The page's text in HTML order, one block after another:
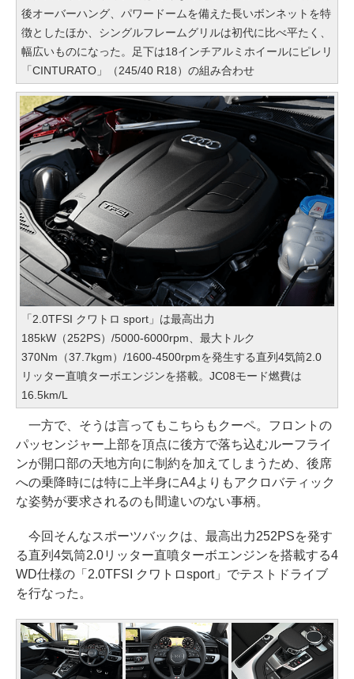
後オーバーハング、パワードームを備えた長いボンネットを特
徴としたほか、シングルフレームグリルは初代に比べ平たく、
幅広いものになった。足下は18インチアルミホイールにピレリ
「CINTURATO」（245/40 R18）の組み合わせ
「2.0TFSI クワトロ sport」は最高出力
185kW（252PS）/5000-6000rpm、最大トルク
370Nm（37.7kgm）/1600-4500rpmを発生する直列4気筒2.0
リッター直噴ターボエンジンを搭載。JC08モード燃費は
16.5km/L
一方で、そうは言ってもこちらもクーペ。フロントの
パッセンジャー上部を頂点に後方で落ち込むルーフライ
ンが開口部の天地方向に制約を加えてしまうため、後席
への乗降時には特に上半身にA4よりもアクロバティック
な姿勢が要求されるのも間違いのない事柄。
今回そんなスポーツバックは、最高出力252PSを発す
る直列4気筒2.0リッター直噴ターボエンジンを搭載する4
WD仕様の「2.0TFSI クワトロsport」でテストドライブ
を行なった。